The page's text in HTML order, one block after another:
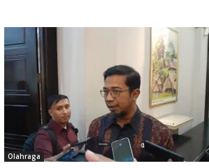
Olahraga